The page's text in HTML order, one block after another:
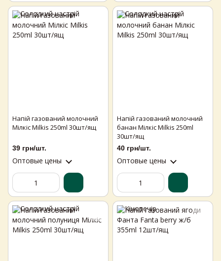
Напій газований молочний
Мілкіс Milkis 250ml 30шт/ящ
39 грн/шт.
Оптовые цены
Напій газований молочний
банан Мілкіс Milkis 250ml
30шт/ящ
40 грн/шт.
Оптовые цены